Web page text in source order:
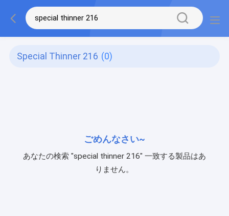
Special Thinner 216 (0)
ごめんなさい~
あなたの検索 "special thinner 216" 一致する製品はあ
りません。